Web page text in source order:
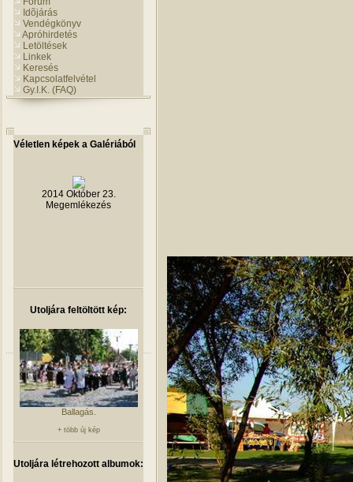
Idõjárás
Vendégkönyv
Apróhirdetés
Letöltések
Linkek
Keresés
Kapcsolatfelvétel
Gy.I.K. (FAQ)
Véletlen képek a Galériából
2014 Október 23.
Megemlékezés
Utoljára feltöltött kép:
Ballagás.
+ több új kép
Utoljára létrehozott albumok: